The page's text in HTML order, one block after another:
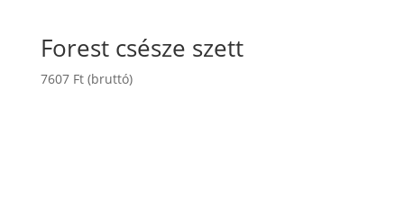
Forest csésze szett
7607 Ft (bruttó)